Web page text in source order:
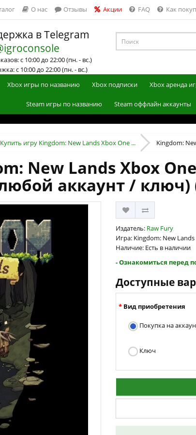
О нас Отзывы Акции FAQ Как
в Telegram
с 10:00 до 22:00 (пн. - вс.)
с 10:00 до 22:00 (пн. - вс.)
Xbox игры по названию Xbox подписки Xbox аренда
Steam игры по названию Steam оффлайн аккаунты
Купить игру Kingdom: New Lands Xbox One ... Kingdom:
New Lands Xbox
аккаунт /
Издатель: Raw Fury
Игра: Kingdom: New Lands
Наличие: Есть в наличии
- Ознакомиться перед
Доступные
Вид приобретения
Покупка на
Ключ